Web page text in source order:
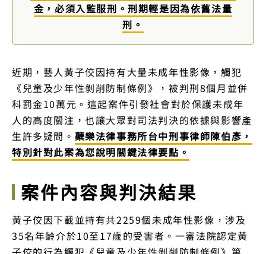
金，必須入監服刑。刑期輕是因為依舊法量
刑。
近期，藝人黃子佼因持有大量未成年性影像，觸犯
《兒童及少年性剝削防制條例》，被判刑8個月並併
科罰金10萬元。這起案件引發社會對於保護未成年
人的高度關注，也讓大眾對司法判決的依據與影響產
生許多疑問。 蘗樂法律事務所台中刑事律師陳伯彥，
特別針對此案為您說明關鍵法律要點。
案件內容與判決結果
黃子佼因下載並持有共2259個未成年性影像，涉及
35名年齡介於10至17歲的受害者。一審法院認定黃